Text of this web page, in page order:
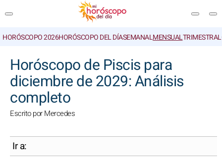
HORÓSCOPO 2026HORÓSCOPO DEL DÍASEMANALMENSUALTRIMESTRAL
Horóscopo de Piscis para
diciembre de 2029: Análisis
completo
Escrito por Mercedes
Ir a: